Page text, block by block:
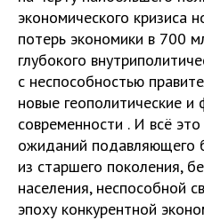
экономического кризиса
потерь экономики в 700
глубокого
с неспособностью
новые геополитические
современности . И всё
ожиданий подавляющего
из старшего поколения,
населения, неспособной
эпоху конкурентной